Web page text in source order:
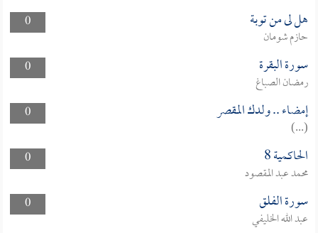
0 هل لى من توبة
حازم شومان
0
سورة البقرة
رمضان الصباغ
0
إمضاء .. ولدك المقصر
(...)
0
الحاكمية 8
محمد عبد المقصود
0
سورة الفلق
عبد الله الخليفي